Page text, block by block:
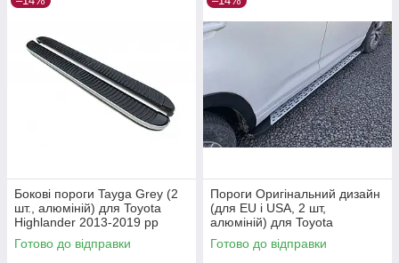
Бокові пороги Tayga Grey (2
шт., алюміній) для Toyota
Highlander 2013-2019 рр
Готово до відправки
Пороги Оригінальний дизайн
(для EU і USA, 2 шт,
алюміній) для Toyota
Highlander 2013-2019 рр
Готово до відправки